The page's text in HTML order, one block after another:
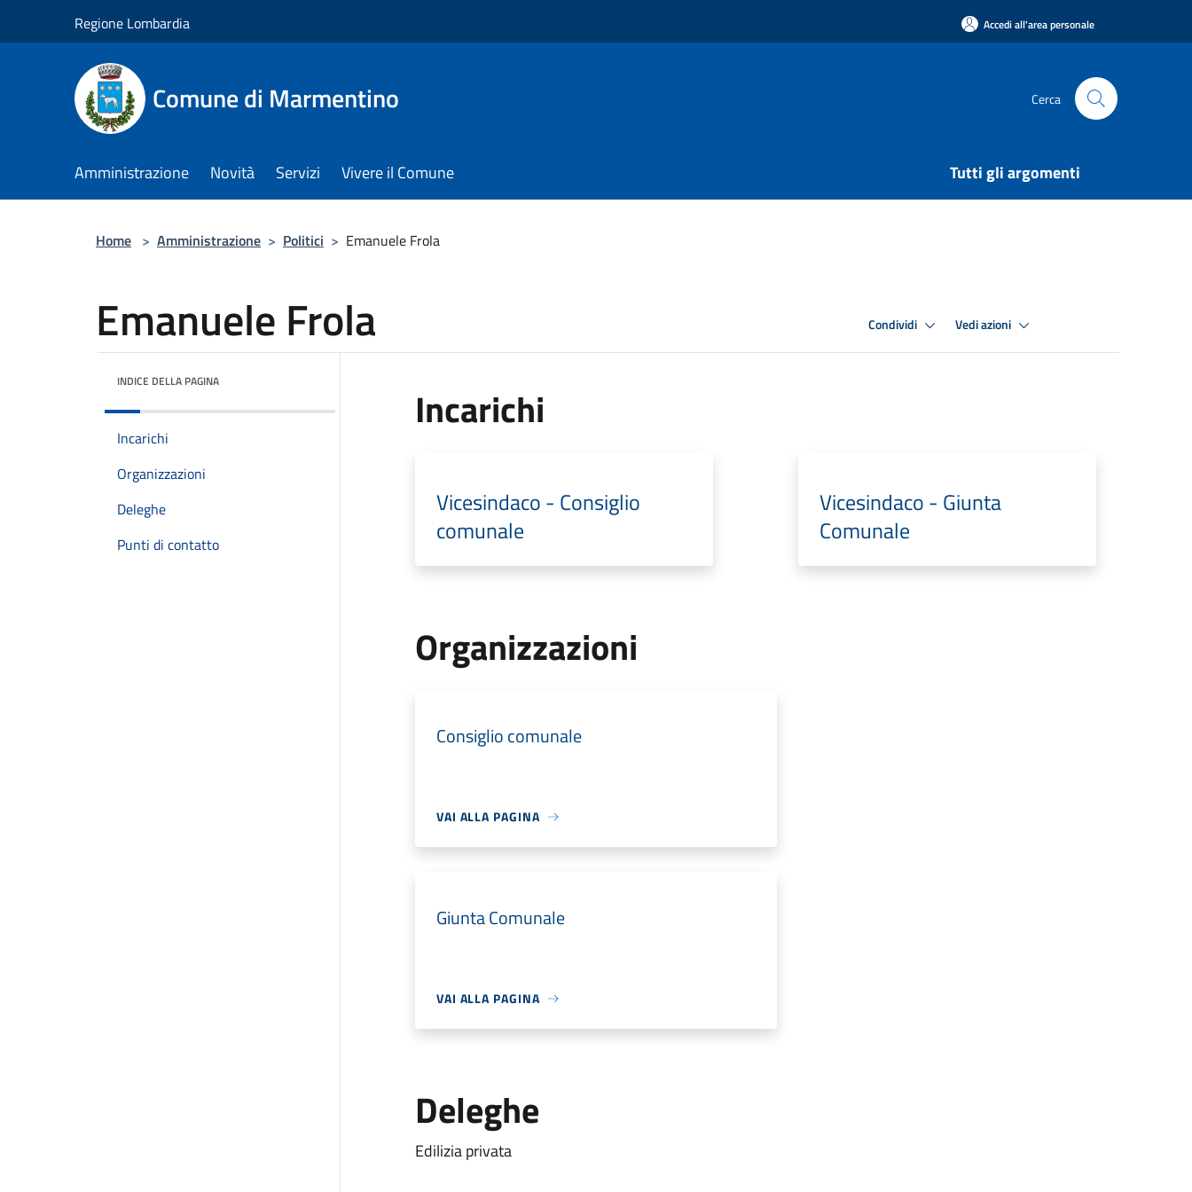
Regione Lombardia Accedi all'area personale
Comune di Marmentino Cerca
Amministrazione Novità Servizi Vivere il Comune Tutti gli argomenti
Home > Amministrazione > Politici > Emanuele Frola
Emanuele Frola Condividi Vedi azioni
INDICE DELLA PAGINA
Incarichi
Organizzazioni
Deleghe
Punti di contatto
Incarichi
Vicesindaco - Consiglio
comunale
Vicesindaco - Giunta
Comunale
Organizzazioni
Consiglio comunale
VAI ALLA PAGINA
Giunta Comunale
VAI ALLA PAGINA
Deleghe
Edilizia privata